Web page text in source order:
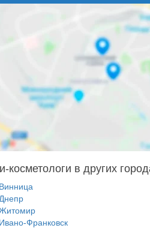
косметологи в других
Франковск